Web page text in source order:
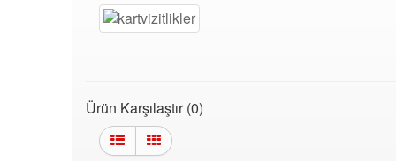
Ürün Karşılaştır (0)